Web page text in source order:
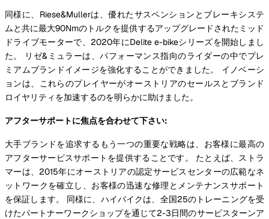
同様に、Riese&Mullerは、優れたサスペンションとブレーキシステ
ムと共に最大90Nmのトルクを提供するアップグレードされたミッド
ドライブモーターで、2020年にDelite e-bikeシリーズを開始しまし
た。 リゼ&ミュラーは、パフォーマンス指向のライダーの中でプレ
ミアムブランドイメージを強化することができました。 イノベーシ
ョンは、これらのプレイヤーがオーストリアのセールスとブランド
ロイヤリティを加速するのを明らかに助けました。
アフターサポートに焦点を合わせて下さい:
大手ブランドを追求するもう一つの重要な戦略は、お客様に最高の
アフターサービスサポートを提供することです。 たとえば、ストラ
マーは、2015年にオーストリアの認定サービスセンターの広範なネ
ットワークを確立し、お客様の迅速な修理とメンテナンスサポート
を保証します。 同様に、ハイバイクは、全国25のトレーニングを受
けたパートナーワークショップを通じて2-3日間のサービスターンア